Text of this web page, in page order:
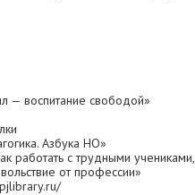
— воспитание свободой»
Азбука НО»
работать с трудными учениками,
от профессии»